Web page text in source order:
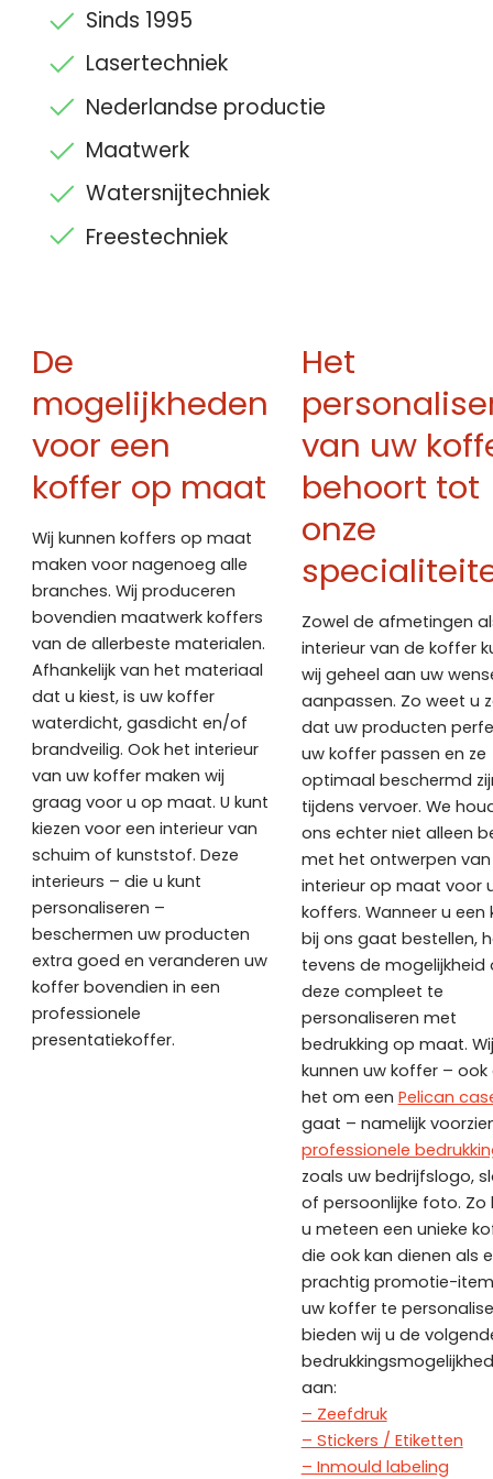
Sinds 1995
Lasertechniek
Nederlandse productie
Maatwerk
Watersnijtechniek
Freestechniek
De
mogelijkheden
voor een
koffer op maat
Wij kunnen koffers op maat
maken voor nagenoeg alle
branches. Wij produceren
bovendien maatwerk koffers
van de allerbeste materialen.
Afhankelijk van het materiaal
dat u kiest, is uw koffer
waterdicht, gasdicht en/of
brandveilig. Ook het interieur
van uw koffer maken wij
graag voor u op maat. U kunt
kiezen voor een interieur van
schuim of kunststof. Deze
interieurs – die u kunt
personaliseren –
beschermen uw producten
extra goed en veranderen uw
koffer bovendien in een
professionele
presentatiekoffer.
Het
van uw
behoort tot
onze
Zowel de afmetingen
interieur van de koffer
wij geheel aan uw
aanpassen. Zo weet u
dat uw producten
uw koffer passen en ze
optimaal beschermd
tijdens vervoer. We
ons echter niet alleen
met het ontwerpen van
interieur op maat voor
koffers. Wanneer u een
bij ons gaat bestellen,
tevens de mogelijkheid
deze compleet te
personaliseren met
bedrukking op maat. Wij
kunnen uw koffer – ook
het om een Pelican
gaat – namelijk
professionele
zoals uw bedrijfslogo,
of persoonlijke foto. Zo
u meteen een unieke
die ook kan dienen als
prachtig promotie-
uw koffer te
bieden wij u de
aan:
– Zeefdruk
– Stickers / Etiketten
– Inmould labeling